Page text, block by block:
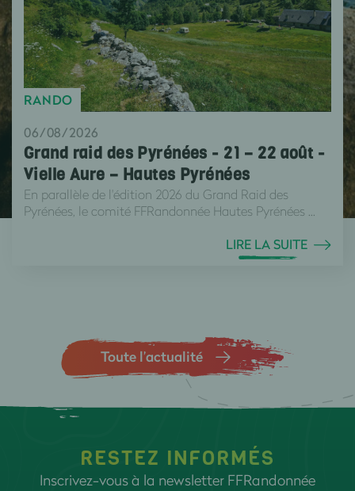
RANDO
06/08/2026
Grand raid des Pyrénées - 21 – 22 août -
Vielle Aure – Hautes Pyrénées
En parallèle de l'édition 2026 du Grand Raid des
Pyrénées, le comité FFRandonnée Hautes Pyrénées ...
LIRE LA SUITE
Toute l’actualité
RESTEZ INFORMÉS
Inscrivez-vous à la newsletter FFRandonnée